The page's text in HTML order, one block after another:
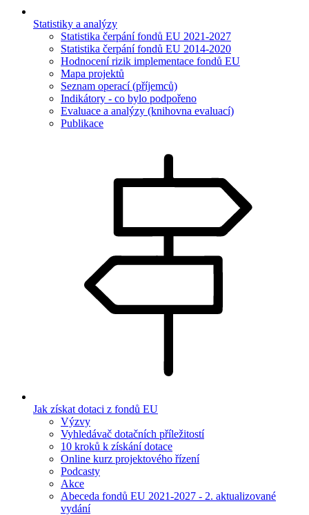
Statistiky a analýzy
Statistika čerpání fondů EU 2021-2027
Statistika čerpání fondů EU 2014-2020
Hodnocení rizik implementace fondů EU
Mapa projektů
Seznam operací (příjemců)
Indikátory - co bylo podpořeno
Evaluace a analýzy (knihovna evaluací)
Publikace
Jak získat dotaci z fondů EU
Výzvy
Vyhledávač dotačních příležitostí
10 kroků k získání dotace
Online kurz projektového řízení
Podcasty
Akce
Abeceda fondů EU 2021-2027 - 2. aktualizované
vydání